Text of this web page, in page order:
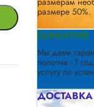
размере 50%.
ГАРАНТИЯ
Мы даем
полотна - 1
услугу по
ДОСТАВКА